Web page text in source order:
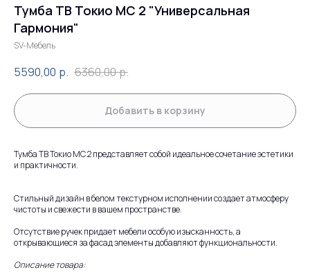
Тумба ТВ Токио МС 2 "Универсальная
Гармония"
SV-Мебель
5590,00 р. 6360,00р.
Добавить в корзину
Тумба ТВ Токио МС 2 представляет собой идеальное сочетание эстетики
и практичности.
Стильный дизайн в белом текстурном исполнении создает атмосферу
чистоты и свежести в вашем пространстве.
Отсутствие ручек придает мебели особую изысканность, а
открывающиеся за фасад элементы добавляют функциональности.
Описание товара: